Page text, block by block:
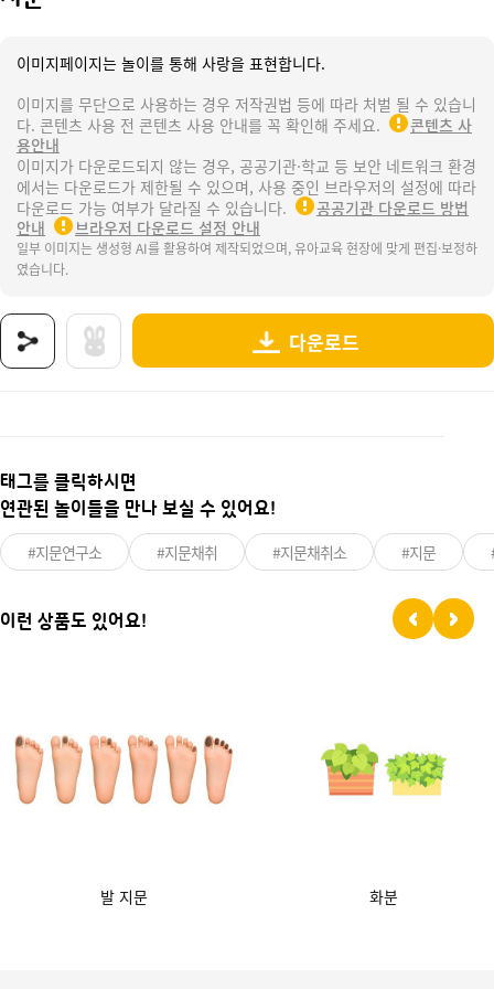
이미지페이지는 놀이를 통해 사랑을 표현합니다.
이미지를 무단으로 사용하는 경우 저작권법 등에 따라 처벌 될 수 있습니
다. 콘텐츠 사용 전 콘텐츠 사용 안내를 꼭 확인해 주세요.
콘텐츠 사
용안내
이미지가 다운로드되지 않는 경우, 공공기관·학교 등 보안 네트워크 환경
에서는 다운로드가 제한될 수 있으며, 사용 중인 브라우저의 설정에 따라
다운로드 가능 여부가 달라질 수 있습니다.
공공기관 다운로드 방법
안내
브라우저 다운로드 설정 안내
일부 이미지는 생성형 AI를 활용하여 제작되었으며, 유아교육 현장에 맞게 편집·보정하
였습니다.
다운로드
태그를 클릭하시면
연관된 놀이들을 만나 보실 수 있어요!
#지문연구소 #지문채취 #지문채취소 #지문
이런 상품도 있어요!
발 지문 화분